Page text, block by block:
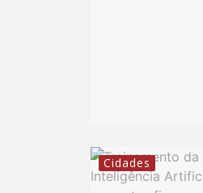
Cidades